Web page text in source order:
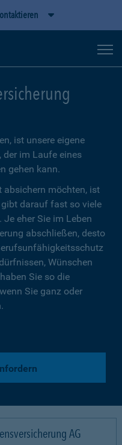
ist unsere eigene
der im Laufe eines
gehen kann.
absichern möchten, ist
gibt darauf fast so viele
eher Sie im Leben
abschließen, desto
Wünschen
Sie so die
Sie ganz oder
AG